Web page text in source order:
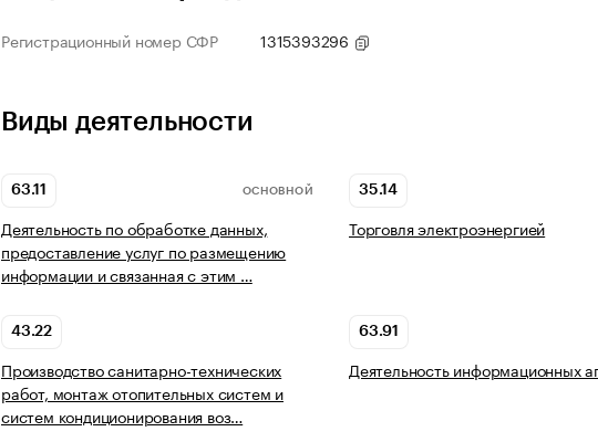
Регистрационный номер СФР 1315393296
Виды деятельности
63.11 ОСНОВНОЙ
Деятельность по обработке данных,
предоставление услуг по размещению
информации и связанная с этим …
35.14
Торговля электроэнергией
43.22
Производство санитарно-технических
работ, монтаж отопительных систем и
систем кондиционирования воз…
63.91
Деятельность информационных